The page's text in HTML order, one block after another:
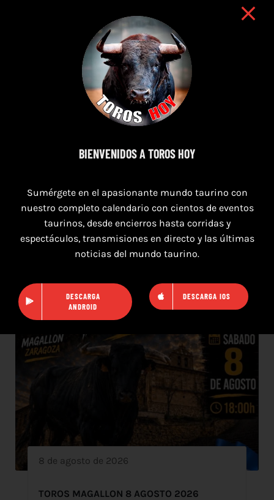
8 de agosto de 2026
CASTELLÓN DEL 8 AL 10 DE AGOSTO 2026
8 de agosto de 2026
TOROS MAGALLON 8 AGOSTO 2026
BIENVENIDOS A TOROS HOY
Sumérgete en el apasionante mundo taurino con
nuestro completo calendario con cientos de eventos
taurinos, desde encierros hasta corridas y
espectáculos, transmisiones en directo y las últimas
noticias del mundo taurino.
DESCARGA
ANDROID
DESCARGA IOS